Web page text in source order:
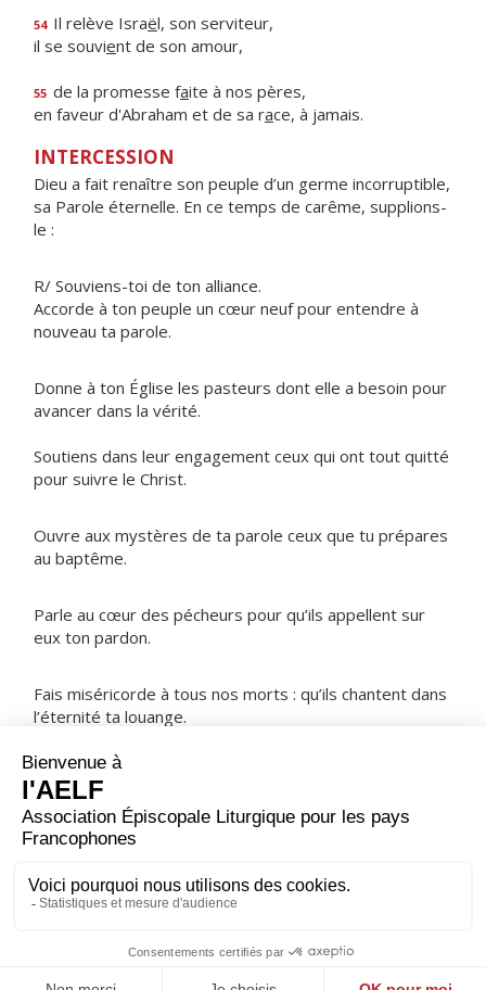
54 Il relève Israël, son serviteur,
il se souvient de son amour,
55 de la promesse faite à nos pères,
en faveur d'Abraham et de sa race, à jamais.
INTERCESSION
Dieu a fait renaître son peuple d’un germe incorruptible,
sa Parole éternelle. En ce temps de carême, supplions-
le :
R/ Souviens-toi de ton alliance.
Accorde à ton peuple un cœur neuf pour entendre à
nouveau ta parole.
Donne à ton Église les pasteurs dont elle a besoin pour
avancer dans la vérité.
Soutiens dans leur engagement ceux qui ont tout quitté
pour suivre le Christ.
Ouvre aux mystères de ta parole ceux que tu prépares
au baptême.
Parle au cœur des pécheurs pour qu’ils appellent sur
eux ton pardon.
Fais miséricorde à tous nos morts : qu’ils chantent dans
l’éternité ta louange.
NOTRE PÈRE
ORAISON
la charité du Christ qui a donné sa vie par amour pour le
monde. Lui qui règne.